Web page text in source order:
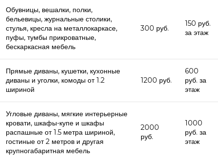
Обувницы, вешалки, полки,
бельевицы, журнальные столики,
стулья, кресла на металлокаркасе,
пуфы, тумбы прикроватные,
бескаркасная мебель
300 руб.
150 руб.
за этаж
Прямые диваны, кушетки, кухонные
диваны и уголки, комоды от 1.2
шириной
1200 руб.
600
руб. за
этаж
Угловые диваны, мягкие интерьерные
кровати, шкафы-купе и шкафы
распашные от 1.5 метра шириной,
гостиные от 2 метров и другая
крупногабаритная мебель
2000
руб.
1000
руб. за
этаж